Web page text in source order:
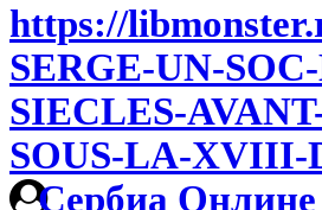
https://
SERGE-UN-
SIECLES-
SOUS-LA-XVIII-
Сербиа Онлине